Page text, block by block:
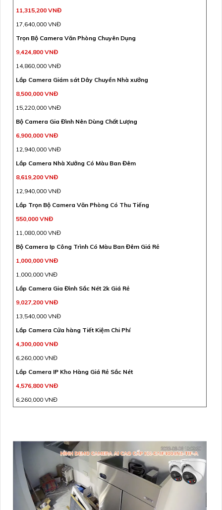
11,315,200 VNĐ
17,640,000 VNĐ
Trọn Bộ Camera Văn Phòng Chuyên Dụng
9,424,800 VNĐ
14,860,000 VNĐ
Lắp Camera Giám sát Dây Chuyền Nhà xưởng
8,500,000 VNĐ
15,220,000 VNĐ
Bộ Camera Gia Đình Nên Dùng Chất Lượng
6,900,000 VNĐ
12,940,000 VNĐ
Lắp Camera Nhà Xưởng Có Màu Ban Đêm
8,619,200 VNĐ
12,940,000 VNĐ
Lắp Trọn Bộ Camera Văn Phòng Có Thu Tiếng
550,000 VNĐ
11,080,000 VNĐ
Bộ Camera Ip Công Trình Có Màu Ban Đêm Giá Rẻ
1,000,000 VNĐ
1,000,000 VNĐ
Lắp Camera Gia Đình Sắc Nét 2k Giá Rẻ
9,027,200 VNĐ
13,540,000 VNĐ
Lắp Camera Cửa hàng Tiết Kiệm Chi Phí
4,300,000 VNĐ
6,260,000 VNĐ
Lắp Camera IP Kho Hàng Giá Rẻ Sắc Nét
4,576,800 VNĐ
6,260,000 VNĐ